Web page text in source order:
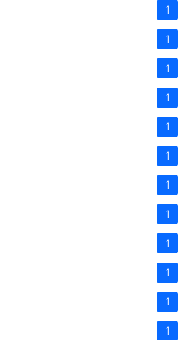
1
1
1
1
1
1
1
1
1
1
1
1